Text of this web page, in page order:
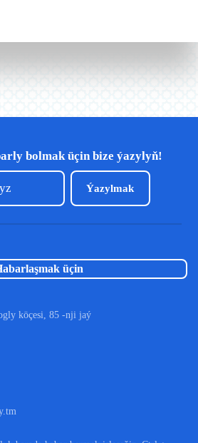
bolmak üçin bize ýazylyň!
Ýazylmak
üçin
köçesi, 85 -nji jaý